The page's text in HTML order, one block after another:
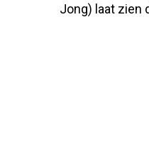
Jong) laat zien